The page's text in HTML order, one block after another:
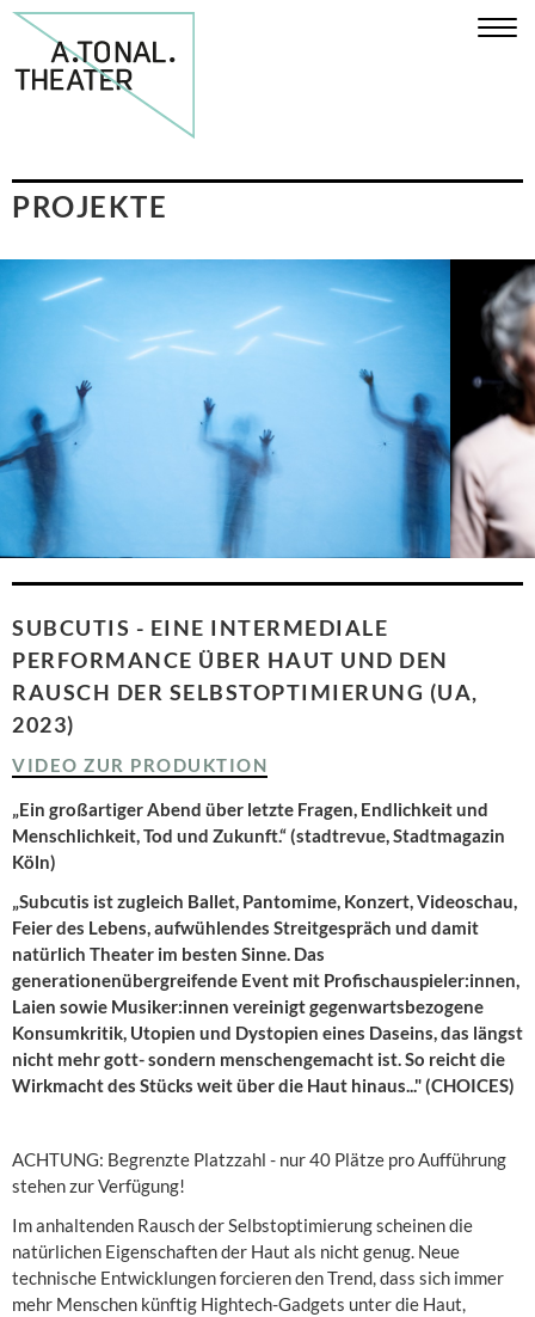
PROJEKTE
SUBCUTIS - EINE INTERMEDIALE
PERFORMANCE ÜBER HAUT UND DEN
RAUSCH DER SELBSTOPTIMIERUNG (UA,
2023)
VIDEO ZUR PRODUKTION
„Ein großartiger Abend über letzte Fragen, Endlichkeit und
Menschlichkeit, Tod und Zukunft.“ (stadtrevue, Stadtmagazin
Köln)
„Subcutis ist zugleich Ballet, Pantomime, Konzert, Videoschau,
Feier des Lebens, aufwühlendes Streitgespräch und damit
natürlich Theater im besten Sinne. Das
generationenübergreifende Event mit Profischauspieler:innen,
Laien sowie Musiker:innen vereinigt gegenwartsbezogene
Konsumkritik, Utopien und Dystopien eines Daseins, das längst
nicht mehr gott- sondern menschengemacht ist. So reicht die
Wirkmacht des Stücks weit über die Haut hinaus..." (CHOICES)
ACHTUNG: Begrenzte Platzzahl - nur 40 Plätze pro Aufführung
stehen zur Verfügung!
Im anhaltenden Rausch der Selbstoptimierung scheinen die
natürlichen Eigenschaften der Haut als nicht genug. Neue
technische Entwicklungen forcieren den Trend, dass sich immer
mehr Menschen künftig Hightech-Gadgets unter die Haut,